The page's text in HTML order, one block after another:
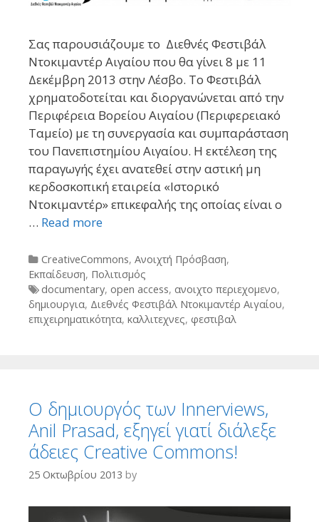
Σας παρουσιάζουμε το Διεθνές Φεστιβάλ
Ντοκιμαντέρ Αιγαίου που θα γίνει 8 με 11
Δεκέμβρη 2013 στην Λέσβο. Το Φεστιβάλ
χρηματοδοτείται και διοργανώνεται από την
Περιφέρεια Βορείου Αιγαίου (Περιφερειακό
Ταμείο) με τη συνεργασία και συμπαράσταση
του Πανεπιστημίου Αιγαίου. Η εκτέλεση της
παραγωγής έχει ανατεθεί στην αστική μη
κερδοσκοπική εταιρεία «Ιστορικό
Ντοκιμαντέρ» επικεφαλής της οποίας είναι ο
… Read more
Categories
CreativeCommons, Ανοιχτή Πρόσβαση,
Εκπαίδευση, Πολιτισμός
Tags
documentary, open access, ανοιχτο περιεχομενο,
δημιουργια, Διεθνές Φεστιβάλ Ντοκιμαντέρ Αιγαίου,
επιχειρηματικότητα, καλλιτεχνες, φεστιβαλ
Ο δημιουργός των Innerviews,
Anil Prasad, εξηγεί γιατί διάλεξε
άδειες Creative Commons!
25 Οκτωβρίου 2013 by